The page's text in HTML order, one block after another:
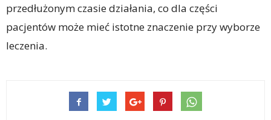
przedłużonym czasie działania, co dla części
pacjentów może mieć istotne znaczenie przy wyborze
leczenia.